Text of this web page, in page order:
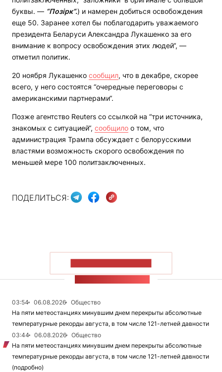
буквы. — “Позірк“.) и намерен добиться освобождения
еще 50. Заранее хотел бы поблагодарить уважаемого
президента Беларуси Александра Лукашенко за его
внимание к вопросу освобождения этих людей“, —
отметил политик.
20 ноября Лукашенко сообщил, что в декабре, скорее
всего, у него состоятся “очередные переговоры с
американскими партнерами“.
Позже агентство Reuters со ссылкой на “три источника,
знакомых с ситуацией“, сообщило о том, что
администрация Трампа обсуждает с белорусcкими
властями возможность скорого освобождения по
меньшей мере 100 политзаключенных.
ПОДЕЛИТЬСЯ:
03:54 06.08.2026
Общество
На пяти метеостанциях минувшим днем перекрыты абсолютные
температурные рекорды августа, в том числе 121-летней давности
03:44
06.08.2026
Общество
На пяти метеостанциях минувшим днем перекрыты абсолютные
температурные рекорды августа, в том числе 121-летней давности
(подробно)